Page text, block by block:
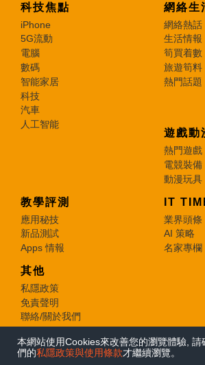
本網站使用Cookies來改善您的瀏覽體驗,
們的私隱政策與使用條款才繼續瀏覽。
科技焦點
iPhone
5G流動
電腦
數碼
智能家居
科技
汽車
人工智能
網絡生
網絡熱話
生活情報
筍買着數
旅遊筍料
熱門話題
遊戲動
熱門遊戲
電競裝備
動漫玩具
教學評測
應用秘技
新品測試
Apps 情報
IT
業界頭條
AI 策略
名家專欄
其他
私隱政策
免責聲明
聯絡/關於我們
© 2026 e-zone. All Rights Reserved.